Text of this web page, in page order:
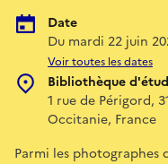
Date
Du mardi 22 juin
Voir toutes les dates
Bibliothèque
1 rue de Périgord,
Occitanie, France
Parmi les